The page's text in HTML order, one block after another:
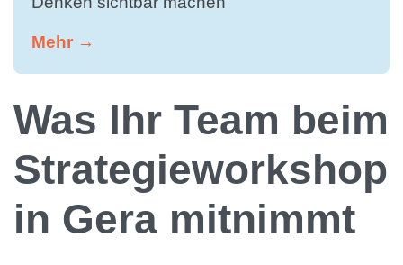
Mehr →
Was Ihr Team beim
Strategieworkshop
in Gera mitnimmt